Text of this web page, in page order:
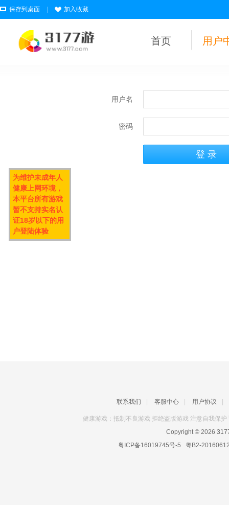
保存到桌面 加入收藏
首页 用户
用户名
密码
联系我们 客服中心 用户协议
健康游戏：抵制不良游戏 拒绝盗版游戏 注意自我保
Copyright © 2026
粤ICP备16019745号-5 粤B2-
为维护未成年人
健康上网环境，
本平台所有游戏
暂不支持实名认
证18岁以下的用
户登陆体验